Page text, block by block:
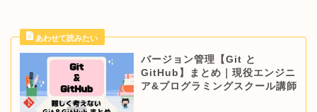
バージョン管理【Git と
GitHub】まとめ｜現役エンジニ
ア&プログラミングスクール講師